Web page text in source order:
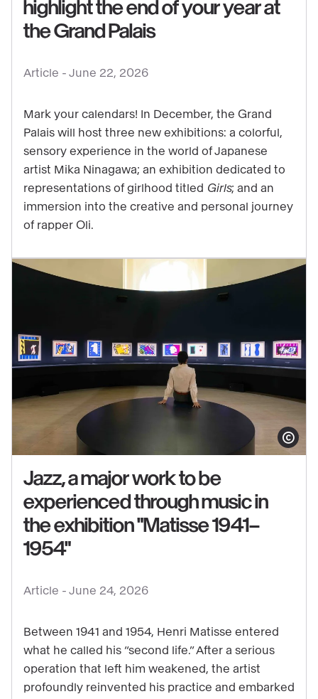
See
content
The
exhibitions
that
the
end
your
Grand
Palais
Article - June 22, 2026
highlight the end of your year at
the Grand Palais
Mark your calendars! In December, the Grand
Palais will host three new exhibitions: a colorful,
sensory experience in the world of Japanese
artist Mika Ninagawa; an exhibition dedicated to
representations of girlhood titled Girls; and an
immersion into the creative and personal journey
of rapper Oli.
See
content
Jazz,
major
work
to
be
Show
Jazz, a major work to be
experienced through music in
the exhibition "Matisse 1941–
1954"
Article - June 24, 2026
Between 1941 and 1954, Henri Matisse entered
what he called his “second life.” After a serious
operation that left him weakened, the artist
profoundly reinvented his practice and embarked